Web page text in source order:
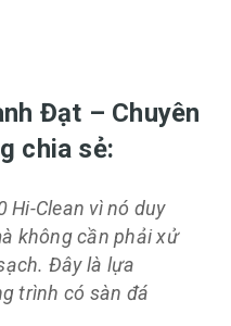
Đạt – Chuyên
chia sẻ:
Hi-Clean vì nó duy
không cần phải xử
Đây là lựa
trình có sàn đá